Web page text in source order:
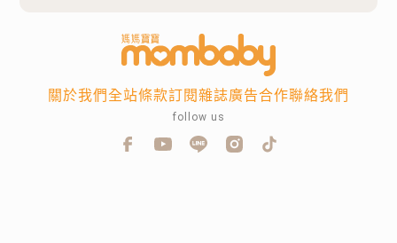
關於我們全站條款訂閱雜誌廣告合作聯絡我們
follow us